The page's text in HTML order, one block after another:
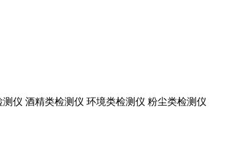
酒精类检测仪 环境类检测仪 粉尘类检测仪